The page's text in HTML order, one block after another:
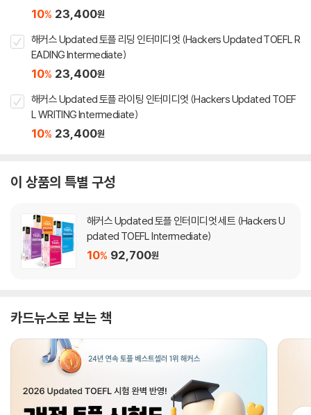
10% 23,400원
해커스 Updated 토플 리딩 인터미디엇 (Hackers Updated TOEFL R
EADING Intermediate)
10% 23,400원
해커스 Updated 토플 라이팅 인터미디엇 (Hackers Updated TOEF
L WRITING Intermediate)
10% 23,400원
이 상품의 특별 구성
해커스 Updated 토플 인터미디엇 세트 (Hackers U
pdated TOEFL Intermediate)
10% 92,700원
카드뉴스로 보는 책